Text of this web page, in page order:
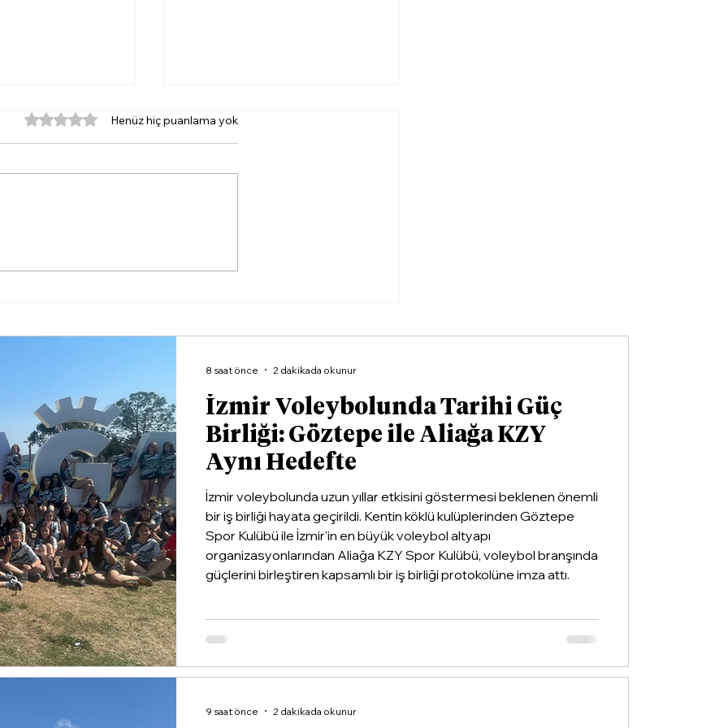
İzmir Voleybolunda Tarihi Güç
Birliği: Göztepe ile Aliağa KZY
Aynı Hedefte
İzmir voleybolunda uzun yıllar etkisini göstermesi beklenen önemli
bir iş birliği hayata geçirildi. Kentin köklü kulüplerinden Göztepe
Spor Kulübü ile İzmir'in en büyük voleybol altyapı
organizasyonlarından Aliağa KZY Spor Kulübü, voleybol branşında
güçlerini birleştiren kapsamlı bir iş birliği protokolüne imza attı.
8 saat önce 2 dakikada okunur
9 saat önce 2 dakikada okunur
5 üzerinden 0 yıldızHenüz hiç puanlama yok